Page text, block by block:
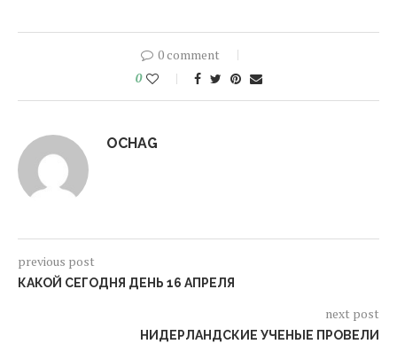
0 comment
0
OCHAG
previous post
КАКОЙ СЕГОДНЯ ДЕНЬ 16 АПРЕЛЯ
next post
НИДЕРЛАНДСКИЕ УЧЕНЫЕ ПРОВЕЛИ